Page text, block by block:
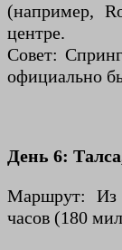
(например,
центре.
Совет:
официально
День 6:
Маршрут:
часов (180